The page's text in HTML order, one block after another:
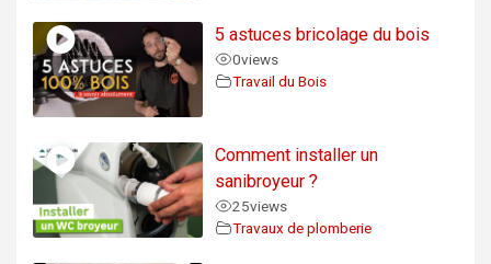
5 astuces bricolage du bois
0views
Travail du Bois
Comment installer un
sanibroyeur ?
25views
Travaux de plomberie